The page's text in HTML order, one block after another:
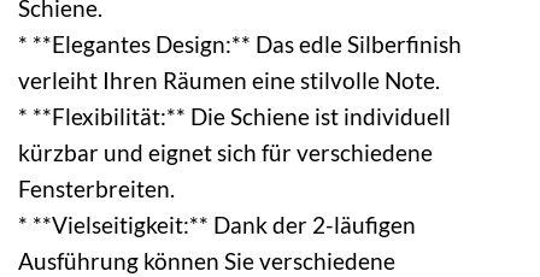
Schiene.
* **Elegantes Design:** Das edle Silberfinish
verleiht Ihren Räumen eine stilvolle Note.
* **Flexibilität:** Die Schiene ist individuell
kürzbar und eignet sich für verschiedene
Fensterbreiten.
* **Vielseitigkeit:** Dank der 2-läufigen
Ausführung können Sie verschiedene